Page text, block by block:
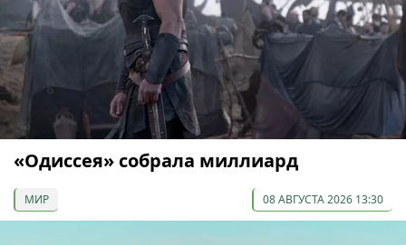
«Одиссея» собрала миллиард
МИР 08 АВГУСТА 2026 13:30